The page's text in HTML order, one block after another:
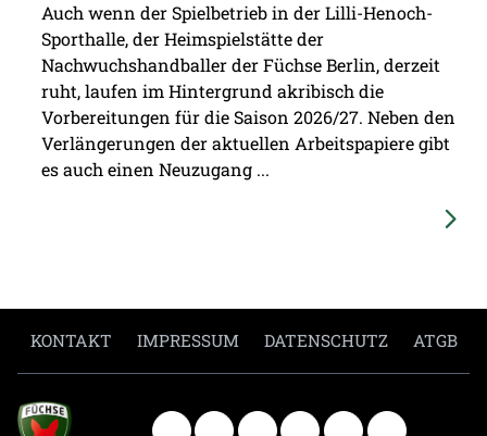
Auch wenn der Spielbetrieb in der Lilli-Henoch-
Sporthalle, der Heimspielstätte der
Nachwuchshandballer der Füchse Berlin, derzeit
ruht, laufen im Hintergrund akribisch die
Vorbereitungen für die Saison 2026/27. Neben den
Verlängerungen der aktuellen Arbeitspapiere gibt
es auch einen Neuzugang ...
KONTAKT IMPRESSUM DATENSCHUTZ ATGB